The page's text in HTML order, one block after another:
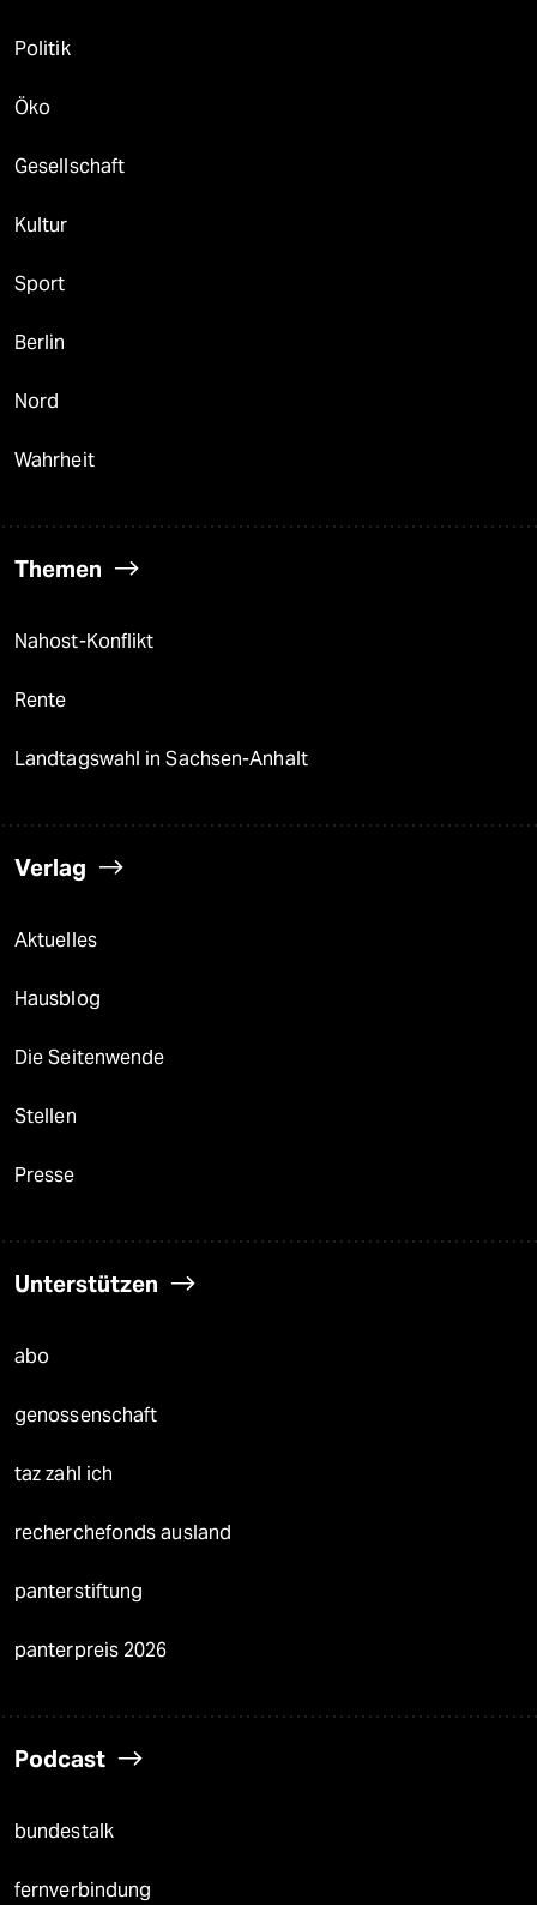
Politik
Öko
Gesellschaft
Kultur
Sport
Berlin
Nord
Wahrheit
Themen
Nahost-Konflikt
Rente
Landtagswahl in Sachsen-Anhalt
Verlag
Aktuelles
Hausblog
Die Seitenwende
Stellen
Presse
Unterstützen
abo
genossenschaft
taz zahl ich
recherchefonds ausland
panterstiftung
panterpreis 2026
Podcast
bundestalk
fernverbindung